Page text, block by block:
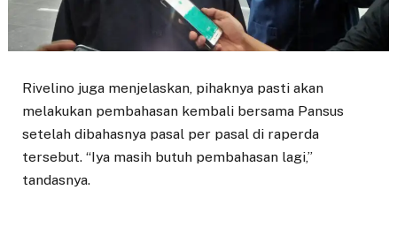
Rivelino juga menjelaskan, pihaknya pasti akan
melakukan pembahasan kembali bersama Pansus
setelah dibahasnya pasal per pasal di raperda
tersebut. “Iya masih butuh pembahasan lagi,”
tandasnya.